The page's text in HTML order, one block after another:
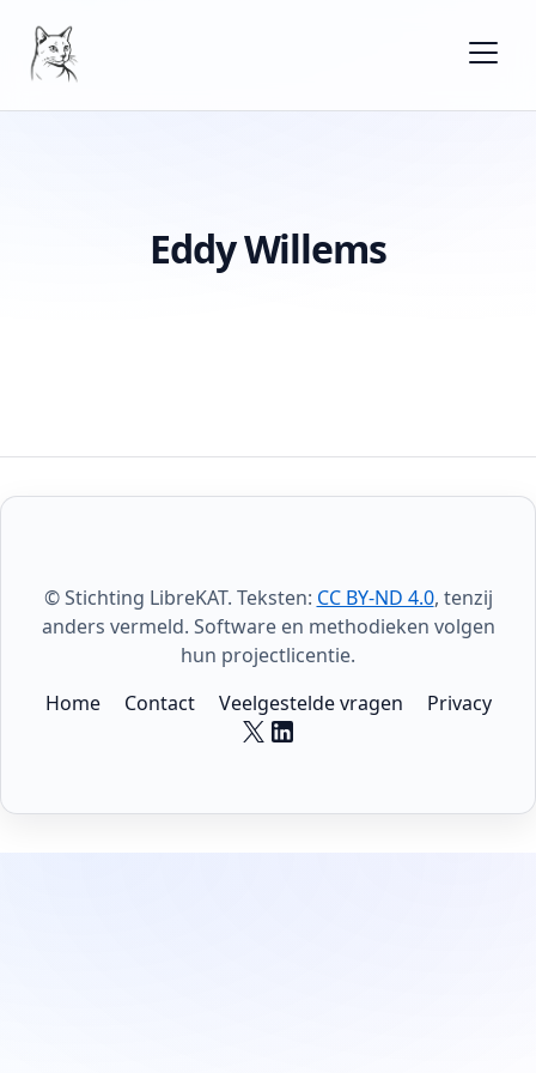
Eddy Willems
© Stichting LibreKAT. Teksten: CC BY-ND 4.0, tenzij
anders vermeld. Software en methodieken volgen
hun projectlicentie.
Home
Contact Veelgestelde vragen Privacy